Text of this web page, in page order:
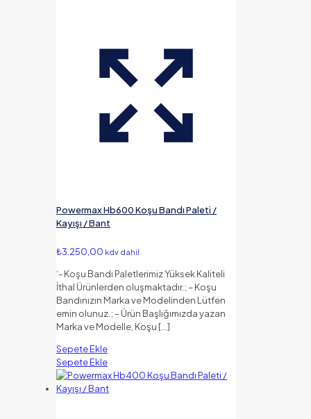
Powermax Hb600 Koşu Bandı Paleti /
Kayışı / Bant
₺3.250,00 kdv dahil
‘- Koşu Bandı Paletlerimiz Yüksek Kaliteli
İthal Ürünlerden oluşmaktadır.; – Koşu
Bandınızın Marka ve Modelinden Lütfen
emin olunuz.; – Ürün Başlığımızda yazan
Marka ve Modelle, Koşu […]
Sepete Ekle
Sepete Ekle